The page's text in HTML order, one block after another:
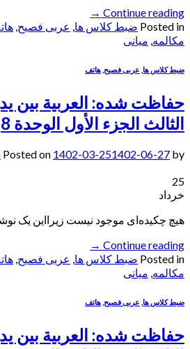
Continue reading
→
Posted in ضبط کلاس ها عربی فصیح
مکالمه میانی
ضبط کلاس ها عربی فصیح هاتف
حفاظت شده: العربیة بین
الثالث الجزء الأول الوحدة 8
Posted on 1402-03-251402-06-27 by
25
خرداد
هیچ چکیده‌ای موجود نیست زیرا‌این یک
Continue reading
→
Posted in ضبط کلاس ها, عربی فصیح,
مکالمه, میانی
ضبط کلاس ها عربی فصیح هاتف
حفاظت شده: العربیة بین